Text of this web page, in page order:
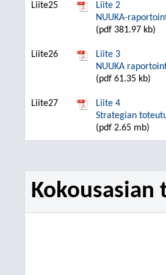
Liite25
Liite 2
NUUKA-
(pdf 381.97 kb)
Liite26
Liite 3
NUUKA
(pdf 61.35 kb)
Liite27
Liite 4
Strategian
(pdf 2.65 mb)
Kokousasian